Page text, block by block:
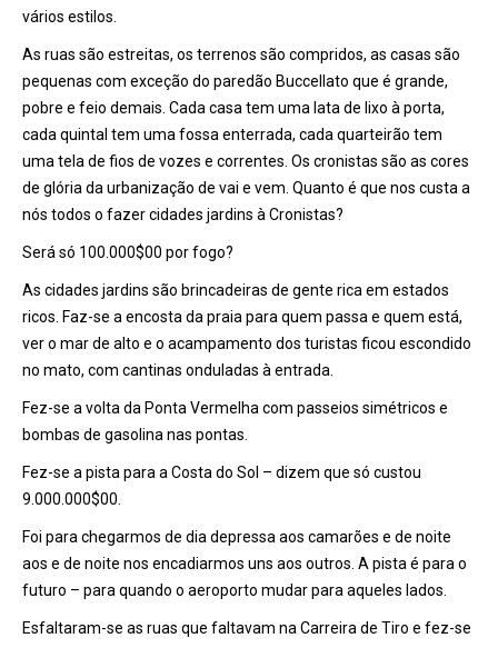
vários estilos.
As ruas são estreitas, os terrenos são compridos, as casas são
pequenas com exceção do paredão Buccellato que é grande,
pobre e feio demais. Cada casa tem uma lata de lixo à porta,
cada quintal tem uma fossa enterrada, cada quarteirão tem
uma tela de fios de vozes e correntes. Os cronistas são as cores
de glória da urbanização de vai e vem. Quanto é que nos custa a
nós todos o fazer cidades jardins à Cronistas?
Será só 100.000$00 por fogo?
As cidades jardins são brincadeiras de gente rica em estados
ricos. Faz-se a encosta da praia para quem passa e quem está,
ver o mar de alto e o acampamento dos turistas ficou escondido
no mato, com cantinas onduladas à entrada.
Fez-se a volta da Ponta Vermelha com passeios simétricos e
bombas de gasolina nas pontas.
Fez-se a pista para a Costa do Sol – dizem que só custou
9.000.000$00.
Foi para chegarmos de dia depressa aos camarões e de noite
aos e de noite nos encadiarmos uns aos outros. A pista é para o
futuro – para quando o aeroporto mudar para aqueles lados.
Esfaltaram-se as ruas que faltavam na Carreira de Tiro e fez-se